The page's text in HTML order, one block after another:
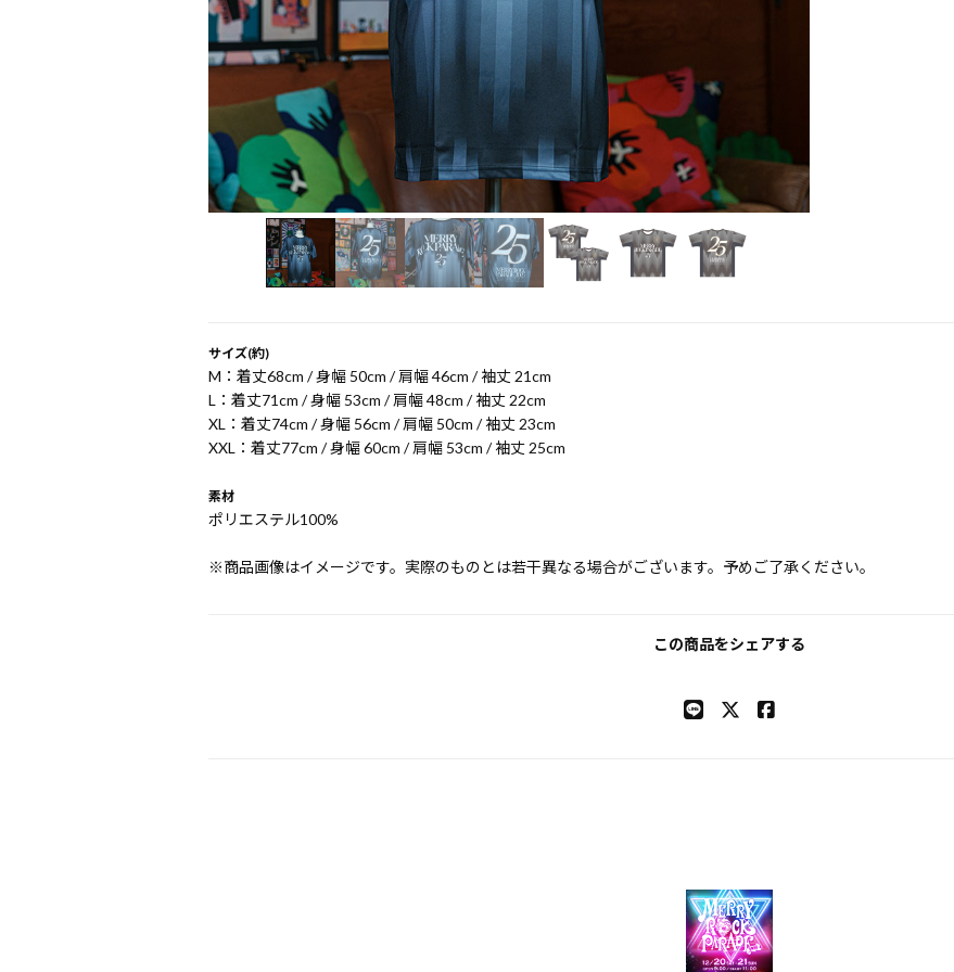
サイズ(約)
M：着丈68cm / 身幅 50cm / 肩幅 46cm / 袖丈 21cm
L：着丈71cm / 身幅 53cm / 肩幅 48cm / 袖丈 22cm
XL：着丈74cm / 身幅 56cm / 肩幅 50cm / 袖丈 23cm
XXL：着丈77cm / 身幅 60cm / 肩幅 53cm / 袖丈 25cm
素材
ポリエステル100%
※商品画像はイメージです。実際のものとは若干異なる場合がございます。予めご了承ください。
この商品をシェアする